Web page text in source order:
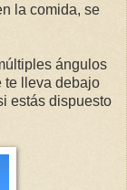
la comida, se
ángulos
te lleva debajo
estás dispuesto